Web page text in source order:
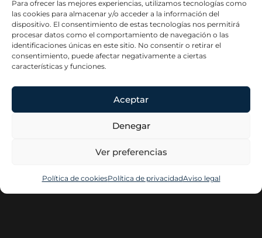
Para ofrecer las mejores experiencias, utilizamos tecnologías como
las cookies para almacenar y/o acceder a la información del
dispositivo. El consentimiento de estas tecnologías nos permitirá
procesar datos como el comportamiento de navegación o las
identificaciones únicas en este sitio. No consentir o retirar el
consentimiento, puede afectar negativamente a ciertas
características y funciones.
Aceptar
Denegar
Ver preferencias
Política de cookiesPolítica de privacidadAviso legal
Elena Del
Hoyo
Contacta
Plaza del
Información
Legal